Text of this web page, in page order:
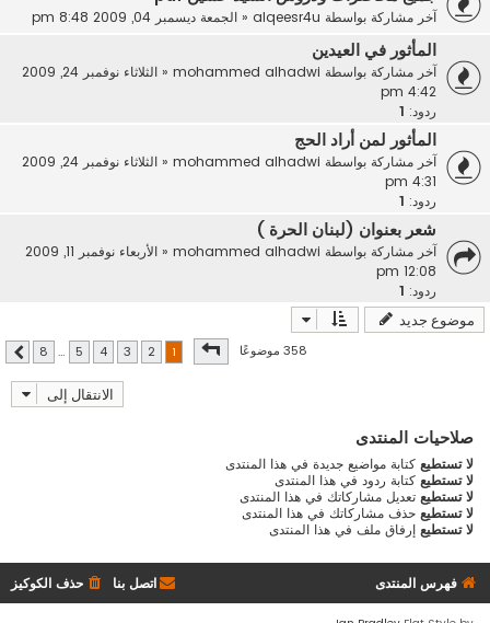
آخر مشاركة بواسطة alqeesr4u
« الجمعة ديسمبر 04, 2009 8:48 pm
المأثور في العيدين
آخر مشاركة بواسطة mohammed alhadwi
«
الثلاثاء نوفمبر 24, 2009
4:42 pm
ردود:
المأثور لمن أراد الحج
آخر مشاركة بواسطة mohammed alhadwi
«
الثلاثاء نوفمبر 24, 2009
4:31 pm
ردود:
شعر بعنوان (لبنان الحرة )
آخر مشاركة بواسطة mohammed alhadwi
«
الأربعاء نوفمبر 11, 2009
12:08 pm
ردود:
موضوع جديد
358 موضوعًا صفحة من8
2
3
4
5
…
8 التالي
الانتقال إلى
صلاحيات المنتدى
لا تستطيعكتابة مواضيع جديدة في هذا المنتدى
لا تستطيعكتابة ردود في هذا المنتدى
لا تستطيعتعديل مشاركاتك في هذا المنتدى
لا تستطيعحذف مشاركاتك في هذا المنتدى
لا تستطيعإرفاق ملف في هذا المنتدى
فهرس المنتدى حذف الكوكيز اتصل بنا